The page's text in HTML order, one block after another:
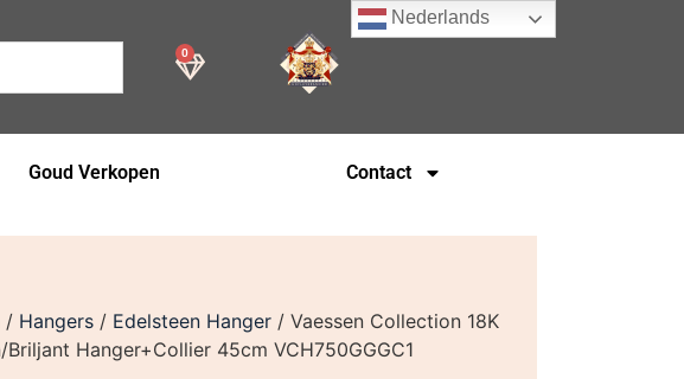
0
Goud Verkopen Contact
/ Hangers / Edelsteen Hanger / Vaessen Collection 18K
Hanger+Collier 45cm VCH750GGGC1
Nederlands